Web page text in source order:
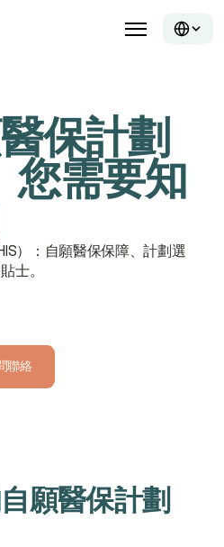
保計劃
您需要知
）：自願醫保保障、計劃選
士。
聯絡
願醫保計劃